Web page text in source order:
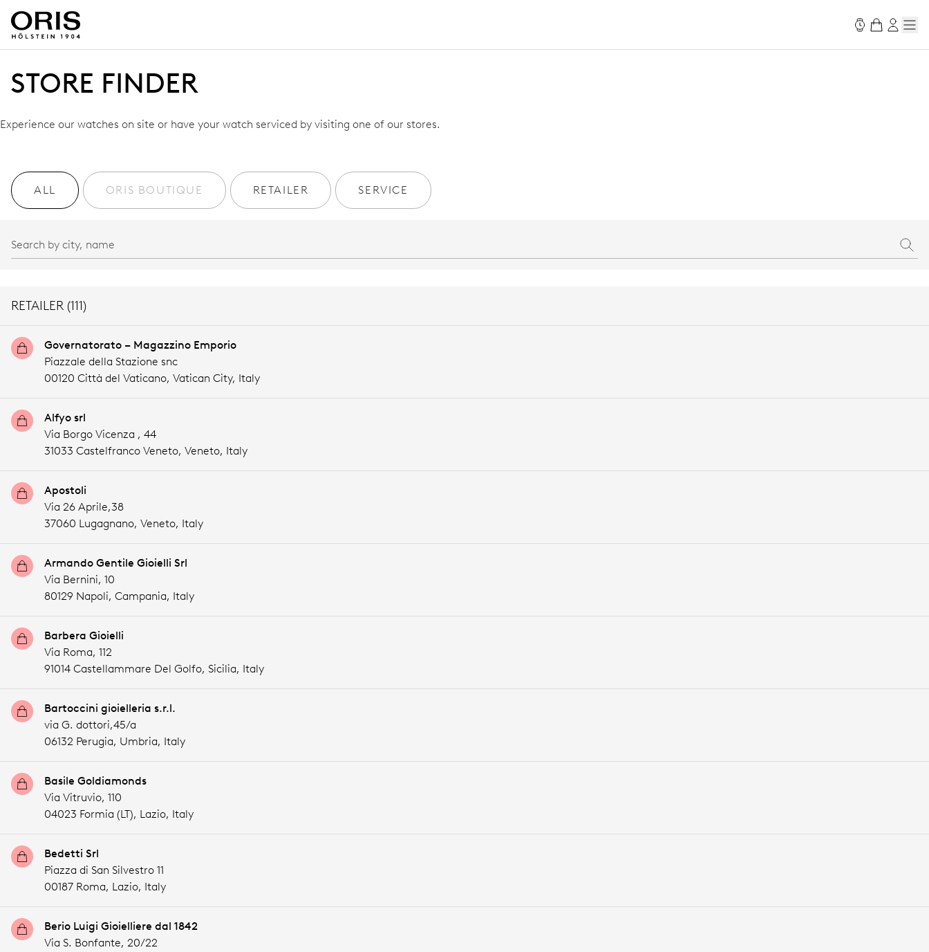
STORE FINDER
Experience our watches on site or have your watch serviced by visiting one of our stores.
ALL ORIS BOUTIQUE RETAILER SERVICE
RETAILER (111)
Governatorato – Magazzino Emporio
Piazzale della Stazione snc
00120 Città del Vaticano, Vatican City, Italy
Alfyo srl
Via Borgo Vicenza , 44
31033 Castelfranco Veneto, Veneto, Italy
Apostoli
Via 26 Aprile,38
37060 Lugagnano, Veneto, Italy
Armando Gentile Gioielli Srl
Via Bernini, 10
80129 Napoli, Campania, Italy
Barbera Gioielli
Via Roma, 112
91014 Castellammare Del Golfo, Sicilia, Italy
Bartoccini gioielleria s.r.l.
via G. dottori,45/a
06132 Perugia, Umbria, Italy
Basile Goldiamonds
Via Vitruvio, 110
04023 Formia (LT), Lazio, Italy
Bedetti Srl
Piazza di San Silvestro 11
00187 Roma, Lazio, Italy
Berio Luigi Gioielliere dal 1842
Via S. Bonfante, 20/22